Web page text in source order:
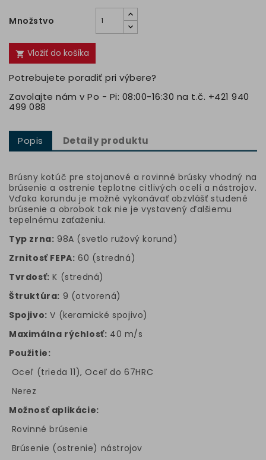
Množstvo
 Vložiť do košíka
Potrebujete poradiť pri výbere?
Zavolajte nám v Po - Pi: 08:00-16:30 na t.č. +421 940
499 088
Popis Detaily produktu
Brúsny kotúč pre stojanové a rovinné brúsky vhodný na
brúsenie a ostrenie teplotne citlivých ocelí a nástrojov.
Vďaka korundu je možné vykonávať obzvlášť studené
brúsenie a obrobok tak nie je vystavený ďalšiemu
tepelnému zaťaženiu.
Typ zrna: 98A (svetlo ružový korund)
Zrnitosť FEPA: 60 (stredná)
Tvrdosť: K (stredná)
Štruktúra: 9 (otvorená)
Spojivo: V (keramické spojivo)
Maximálna rýchlosť: 40 m/s
Použitie:
Oceľ (trieda 11), Oceľ do 67HRC
Nerez
Možnosť aplikácie:
Rovinné brúsenie
Brúsenie (ostrenie) nástrojov